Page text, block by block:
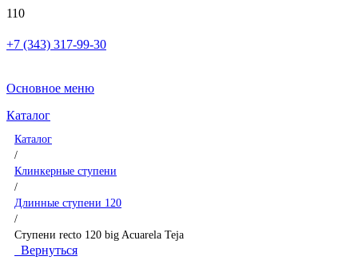
+7 (343) 317-99-30
Основное меню
Каталог
Каталог
/
Клинкерные ступени
/
Длинные ступени 120
/
Ступени recto 120 big Acuarela Teja
Вернуться